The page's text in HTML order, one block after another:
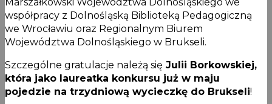
współpracy z Dolnośląską Biblioteką Pedagogiczną
we Wrocławiu oraz Regionalnym Biurem
Województwa Dolnośląskiego w Brukseli.
Szczególne gratulacje należą się Julii Borkowskiej,
która jako laureatka konkursu już w maju
pojedzie na trzydniową wycieczkę do Brukseli!